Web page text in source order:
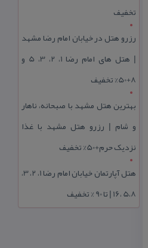
تخفیف
رزرو هتل در خیابان امام رضا مشهد
| هتل‌ های امام رضا 1، 2، 3، 5 و
8+50% تخفیف
بهترین هتل مشهد با صبحانه، ناهار
و شام | رزرو هتل مشهد با غذا
نزدیک حرم+50% تخفیف
هتل آپارتمان خیابان امام رضا 1، 2، 3،
5،8 ،16 | تا 90 % تخفیف